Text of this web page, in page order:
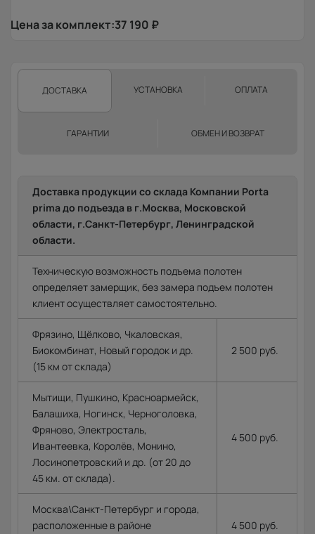
Цена за комплект:37 190 ₽
ДОСТАВКА УСТАНОВКА ОПЛАТА
ГАРАНТИИ ОБМЕН И ВОЗВРАТ
Доставка продукции со склада Компании Porta
prima до подъезда в г.Москва, Московской
области, г.Санкт-Петербург, Ленинградской
области.
Техническую возможность подъема полотен
определяет замерщик, без замера подъем полотен
клиент осуществляет самостоятельно.
Фрязино, Щёлково, Чкаловская,
Биокомбинат, Новый городок и др.
(15 км от склада)
2 500 руб.
Мытищи, Пушкино, Красноармейск,
Балашиха, Ногинск, Черноголовка,
Фряново, Электросталь,
Ивантеевка, Королёв, Монино,
Лосинопетровский и др. (от 20 до
45 км. от склада).
4 500 руб.
Москва\Санкт-Петербург и города,
расположенные в районе
4 500 руб.